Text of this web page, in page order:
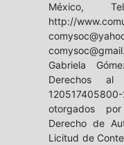
México,
http://
Gabriela
Derechos al
otorgados
Derecho de
Licitud de